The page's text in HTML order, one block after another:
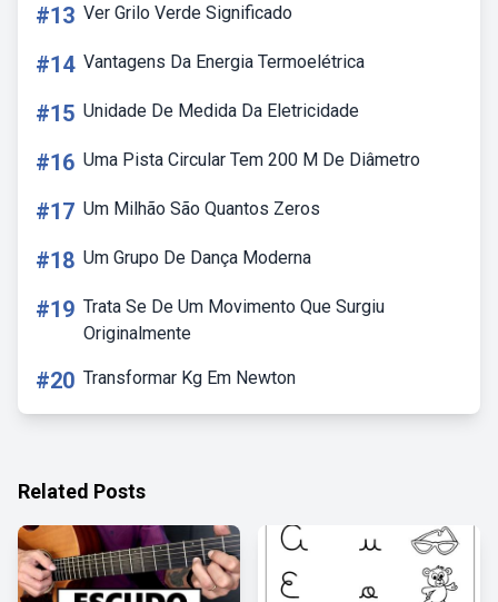
#13 Ver Grilo Verde Significado
#14 Vantagens Da Energia Termoelétrica
#15 Unidade De Medida Da Eletricidade
#16 Uma Pista Circular Tem 200 M De Diâmetro
#17 Um Milhão São Quantos Zeros
#18 Um Grupo De Dança Moderna
#19 Trata Se De Um Movimento Que Surgiu
Originalmente
#20 Transformar Kg Em Newton
Related Posts